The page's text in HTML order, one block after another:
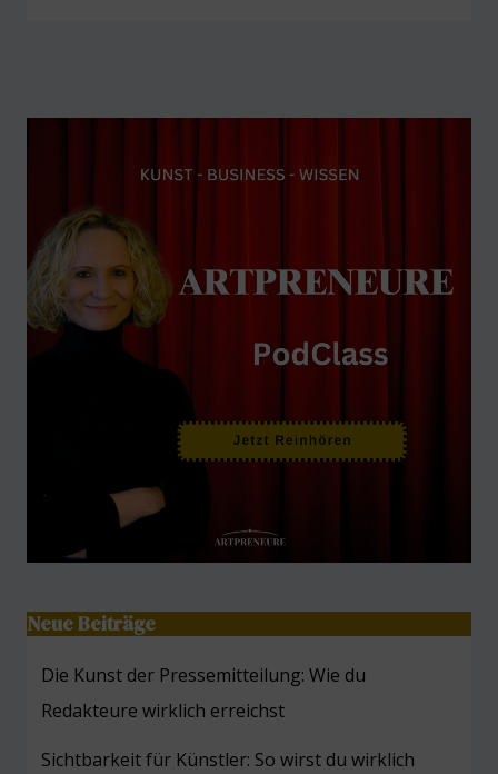
Neue Beiträge
Die Kunst der Pressemitteilung: Wie du
Redakteure wirklich erreichst
Sichtbarkeit für Künstler: So wirst du wirklich